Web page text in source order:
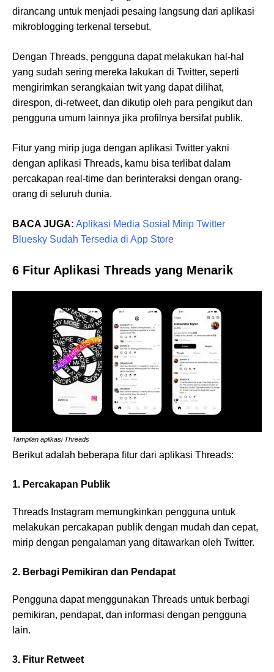
dirancang untuk menjadi pesaing langsung dari aplikasi
mikroblogging terkenal tersebut.
Dengan Threads, pengguna dapat melakukan hal-hal
yang sudah sering mereka lakukan di Twitter, seperti
mengirimkan serangkaian twit yang dapat dilihat,
direspon, di-retweet, dan dikutip oleh para pengikut dan
pengguna umum lainnya jika profilnya bersifat publik.
Fitur yang mirip juga dengan aplikasi Twitter yakni
dengan aplikasi Threads, kamu bisa terlibat dalam
percakapan real-time dan berinteraksi dengan orang-
orang di seluruh dunia.
BACA JUGA: Aplikasi Media Sosial Mirip Twitter
Bluesky Sudah Tersedia di App Store
6 Fitur Aplikasi Threads yang Menarik
Tampilan aplikasi Threads
Berikut adalah beberapa fitur dari aplikasi Threads:
1. Percakapan Publik
Threads Instagram memungkinkan pengguna untuk
melakukan percakapan publik dengan mudah dan cepat,
mirip dengan pengalaman yang ditawarkan oleh Twitter.
2. Berbagi Pemikiran dan Pendapat
Pengguna dapat menggunakan Threads untuk berbagi
pemikiran, pendapat, dan informasi dengan pengguna
lain.
3. Fitur Retweet